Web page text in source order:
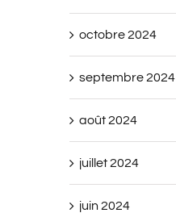
octobre 2024
septembre 2024
août 2024
juillet 2024
juin 2024